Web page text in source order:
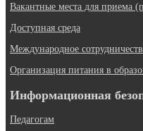
Вакантные места для приема
Доступная среда
Международное
Организация питания в
Информационная
Педагогам